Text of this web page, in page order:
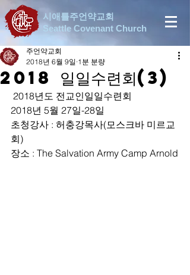
시애틀주언약교회
Seattle Covenant Church
2018 일일수련회(3)
주언약교회
2018년 6월 9일 1분 분량
2018년도 전교인일일수련회
2018년 5월 27일-28일
초청강사 : 허충강목사(모스크바 미르교
회)
장소 : The Salvation Army Camp Arnold